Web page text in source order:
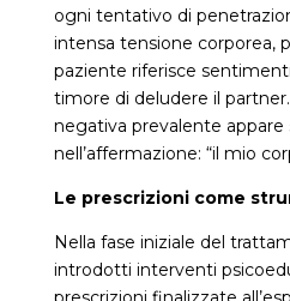
ogni tentativo di
intensa tensione corporea,
paziente riferisce
timore di deludere il
negativa prevalente appare
nell’affermazione: “il mio
Le prescrizioni come
Nella fase iniziale del
introdotti interventi